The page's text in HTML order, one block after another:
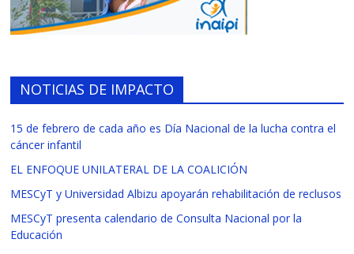
NOTICIAS DE IMPACTO
15 de febrero de cada año es Día Nacional de la lucha contra el
cáncer infantil
EL ENFOQUE UNILATERAL DE LA COALICIÓN
MESCyT y Universidad Albizu apoyarán rehabilitación de reclusos
MESCyT presenta calendario de Consulta Nacional por la
Educación